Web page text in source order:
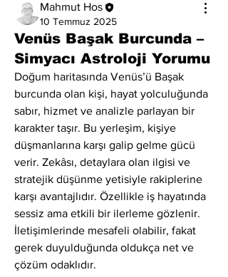
Mahmut Hos
10 Temmuz 2025
Venüs Başak Burcunda –
Simyacı Astroloji Yorumu
Doğum haritasında Venüs’ü Başak
burcunda olan kişi, hayat yolculuğunda
sabır, hizmet ve analizle parlayan bir
karakter taşır. Bu yerleşim, kişiye
düşmanlarına karşı galip gelme gücü
verir. Zekâsı, detaylara olan ilgisi ve
stratejik düşünme yetisiyle rakiplerine
karşı avantajlıdır. Özellikle iş hayatında
sessiz ama etkili bir ilerleme gözlenir.
İletişimlerinde mesafeli olabilir, fakat
gerek duyulduğunda oldukça net ve
çözüm odaklıdır.